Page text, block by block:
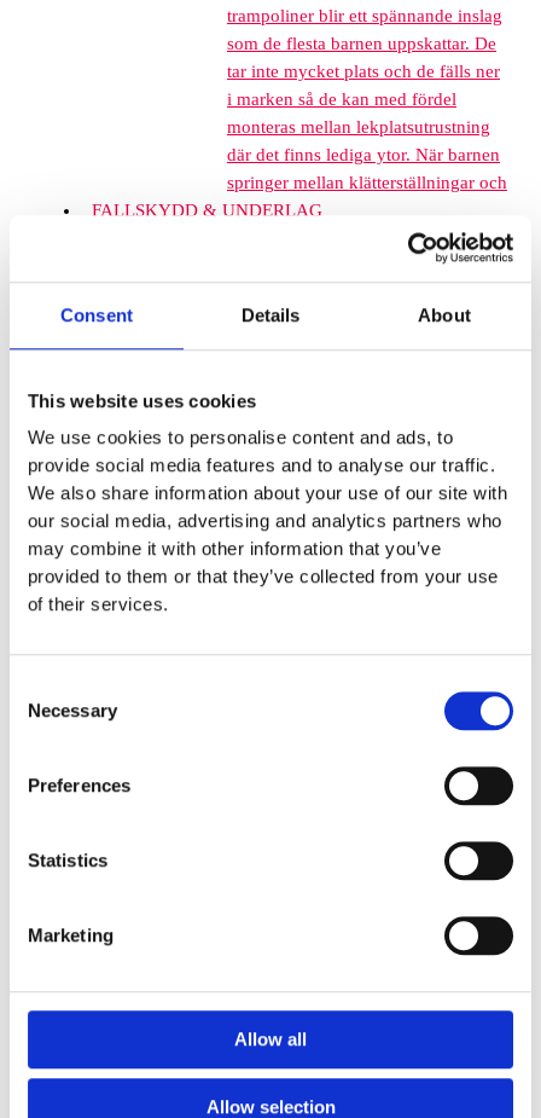
Consent Details About
This website uses cookies
We use cookies to personalise content and ads, to
provide social media features and to analyse our traffic.
We also share information about your use of our site with
our social media, advertising and analytics partners who
may combine it with other information that you’ve
provided to them or that they’ve collected from your use
of their services.
Selection
Necessary
Preferences
Statistics
Marketing
Allow all
Allow selection
trampoliner blir ett spännande inslag
som de flesta barnen uppskattar. De
tar inte mycket plats och de fälls ner
i marken så de kan med fördel
monteras mellan lekplatsutrustning
där det finns lediga ytor. När barnen
springer mellan klätterställningar och
FALLSKYDD & UNDERLAG
Euroflex fallskyddsmatta 30
1 meter
Euroflex fallskyddsmatta 40
mm - för fallhöjd 1,5 meter
Euroflex fallskyddsmatta 60
mm – för fallhöjd 1,7 meter
Euroflex fallskyddsmatta 70
mm - för fallhöjd 2,1 meter
Euroflex fallskyddsmatta 80
mm soft - för fallhöjd 3,0
Nordic rubber safe tiles 40
Nordic rubber safe tiles 55
mm – fallhöjd upp till 2,1 m
mm – fallhöjd upp till 2,5 m
Euroflex hel & halvkulor /
Euroflex kub / kub EPDM
Euroflex svamp/träd
Euroflex stepper/S & C-block
Euroflex gummistockar
Euroflex hörnskydd